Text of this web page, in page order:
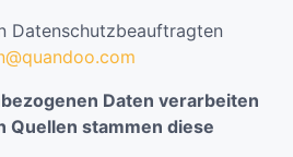
Datenschutzbeauftragten
Daten verarbeiten
Quellen stammen diese